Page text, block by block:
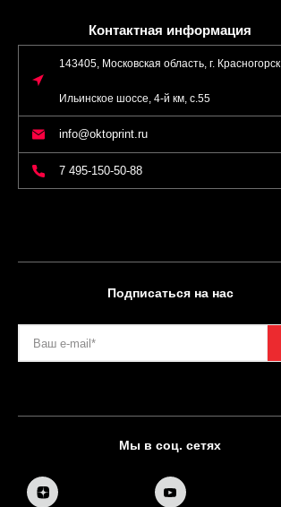
Контактная информация
143405, Московская область, г. Красногорск,
Ильинское шоссе, 4-й км, с.55
info@oktoprint.ru
7 495-150-50-88
Подписаться на нас
Мы в соц. сетях